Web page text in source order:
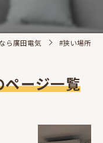
ら廣田電気 #狭い場所
ージ一覧